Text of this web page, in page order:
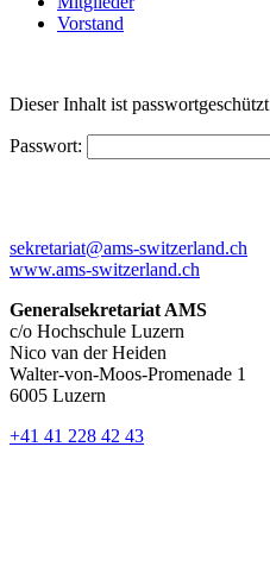
Vorstand
Dieser Inhalt ist
Passwort:
sekretariat@ams-switzerland.ch
www.ams-switzerland.ch
Generalsekretariat AMS
c/o Hochschule Luzern
Nico van der Heiden
Walter-von-Moos-Promenade 1
6005 Luzern
+41 41 228 42 43